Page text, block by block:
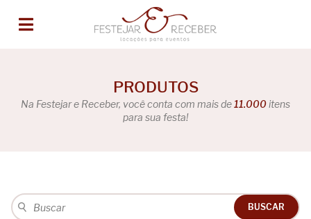
PRODUTOS
Na Festejar e Receber, você conta com mais de11.000itens
para sua festa!
BUSCAR